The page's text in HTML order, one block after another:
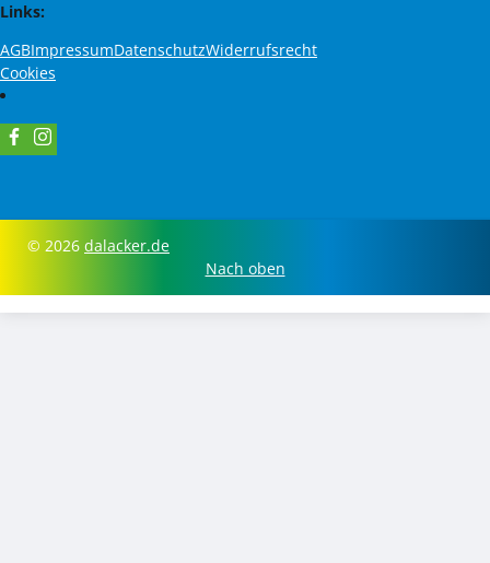
Links:
AGBImpressumDatenschutzWiderrufsrecht
Cookies
© 2026 dalacker.de
Nach oben